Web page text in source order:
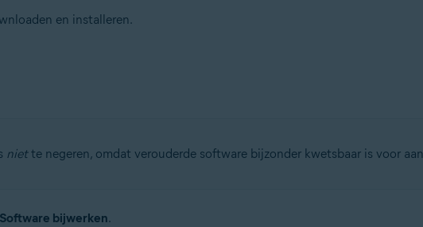
en installeren.
niette negeren, omdat verouderde software bijzonder kwetsbaar is voor
Software bijwerken.